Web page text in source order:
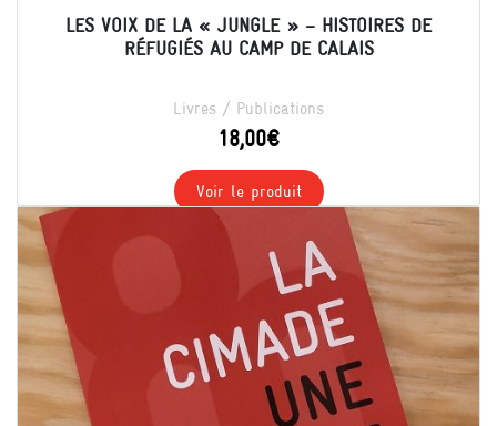
LES VOIX DE LA « JUNGLE » – HISTOIRES DE
RÉFUGIÉS AU CAMP DE CALAIS
Livres / Publications
18,00€
Voir le produit